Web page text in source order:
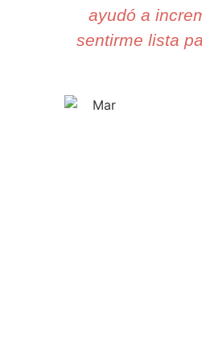
ayudó a
sentirme lista